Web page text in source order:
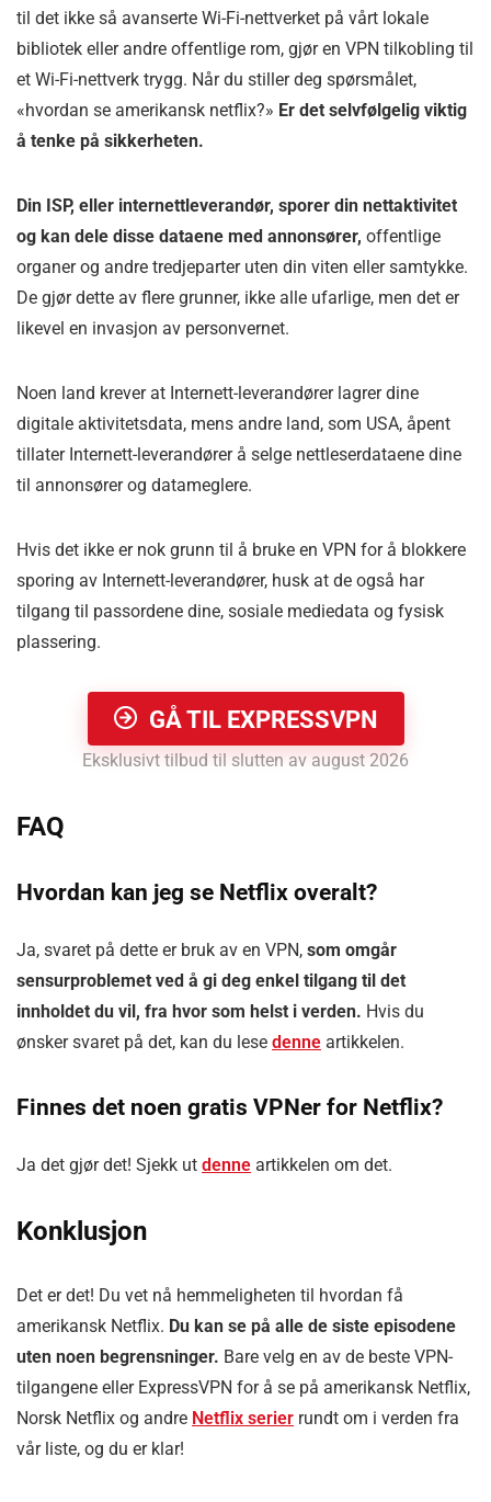
til det ikke så avanserte Wi-Fi-nettverket på vårt lokale
bibliotek eller andre offentlige rom, gjør en VPN tilkobling til
et Wi-Fi-nettverk trygg. Når du stiller deg spørsmålet,
«hvordan se amerikansk netflix?» Er det selvfølgelig viktig
å tenke på sikkerheten.
Din ISP, eller internettleverandør, sporer din nettaktivitet
og kan dele disse dataene med annonsører, offentlige
organer og andre tredjeparter uten din viten eller samtykke.
De gjør dette av flere grunner, ikke alle ufarlige, men det er
likevel en invasjon av personvernet.
Noen land krever at Internett-leverandører lagrer dine
digitale aktivitetsdata, mens andre land, som USA, åpent
tillater Internett-leverandører å selge nettleserdataene dine
til annonsører og datameglere.
Hvis det ikke er nok grunn til å bruke en VPN for å blokkere
sporing av Internett-leverandører, husk at de også har
tilgang til passordene dine, sosiale mediedata og fysisk
plassering.
GÅ TIL EXPRESSVPN
Eksklusivt tilbud til slutten av august 2026
FAQ
Hvordan kan jeg se Netflix overalt?
Ja, svaret på dette er bruk av en VPN, som omgår
sensurproblemet ved å gi deg enkel tilgang til det
innholdet du vil, fra hvor som helst i verden. Hvis du
ønsker svaret på det, kan du lese denne artikkelen.
Finnes det noen gratis VPNer for Netflix?
Ja det gjør det! Sjekk ut denne artikkelen om det.
Konklusjon
Det er det! Du vet nå hemmeligheten til hvordan få
amerikansk Netflix. Du kan se på alle de siste episodene
uten noen begrensninger. Bare velg en av de beste VPN-
tilgangene eller ExpressVPN for å se på amerikansk Netflix,
Norsk Netflix og andre Netflix serier rundt om i verden fra
vår liste, og du er klar!